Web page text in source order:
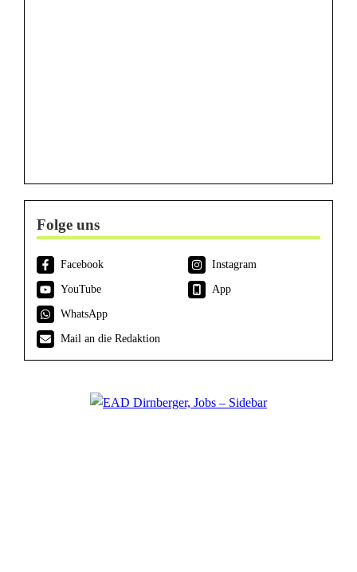
Folge uns
Facebook
Instagram
YouTube
App
WhatsApp
Mail an die Redaktion